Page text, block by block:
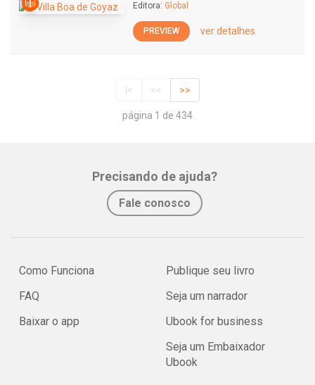
Editora: Global
PREVIEW ver detalhes
|< << >>
página 1 de 434
Precisando de ajuda?
Fale conosco
Como Funciona
FAQ
Baixar o app
Publique seu livro
Seja um narrador
Ubook for business
Seja um Embaixador
Ubook